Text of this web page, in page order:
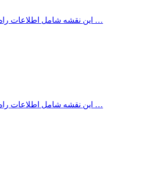
این نقشه شامل اطلاعات راه‌ها(اعم از بزرگراه، آزادراه، جاده آسفالته، جاده شنی، جاده خاکی، سایر جاده‌ها) با ذکر مسافت …
این نقشه شامل اطلاعات راه‌ها(اعم از بزرگراه، آزادراه، جاده آسفالته، جاده شنی، جاده خاکی، سایر جاده‌ها) با ذکر مسافت …